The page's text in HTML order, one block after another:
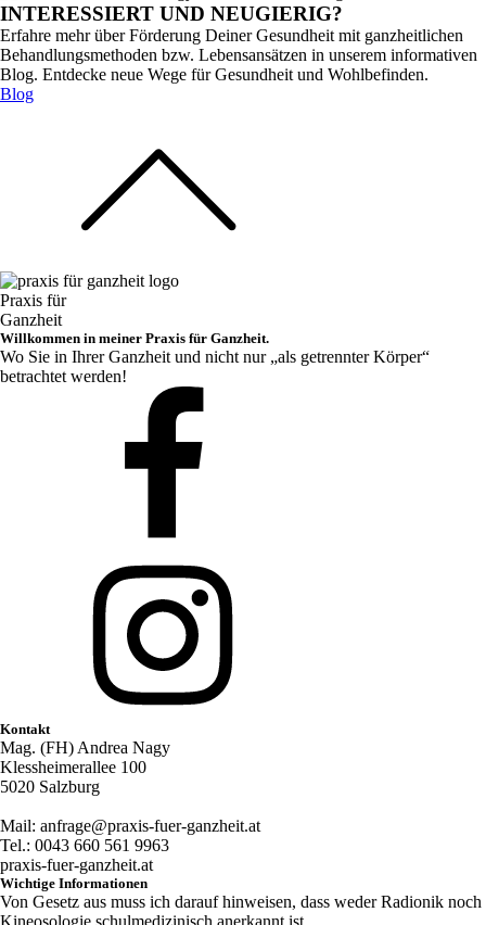
INTERESSIERT UND NEUGIERIG?
Erfahre mehr über Förderung Deiner Gesundheit mit ganzheitlichen
Behandlungsmethoden bzw. Lebensansätzen in unserem informativen
Blog. Entdecke neue Wege für Gesundheit und Wohlbefinden.
Blog
Praxis für
Ganzheit
Willkommen in meiner Praxis für Ganzheit.
Wo Sie in Ihrer Ganzheit und nicht nur „als getrennter Körper“
betrachtet werden!
Kontakt
Mag. (FH) Andrea Nagy
Klessheimerallee 100
5020 Salzburg
Mail: anfrage@praxis-fuer-ganzheit.at
Tel.: 0043 660 561 9963
praxis-fuer-ganzheit.at
Wichtige Informationen
Von Gesetz aus muss ich darauf hinweisen, dass weder Radionik noch
Kineosologie schulmedizinisch anerkannt ist.